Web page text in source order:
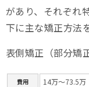
があり、それぞれ
下に主な矯正方法
表側矯正（部分矯
費用 14万～73.5万